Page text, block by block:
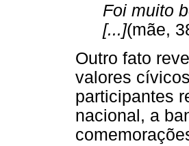
Foi muito
[...](mãe,
Outro fato
valores
participantes
nacional, a